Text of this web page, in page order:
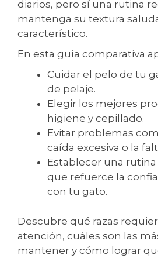
diarios, pero sí una rutina
mantenga su textura
característico.
En esta guía comparativa
Cuidar el pelo de tu
de pelaje.
Elegir los mejores
higiene y cepillado.
Evitar problemas
caída excesiva o la
Establecer una
que refuerce la
con tu gato.
Descubre qué razas
atención, cuáles son las
mantener y cómo lograr